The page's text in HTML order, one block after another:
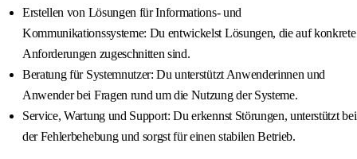
Erstellen von Lösungen für Informations- und
Kommunikationssysteme: Du entwickelst Lösungen, die auf konkrete
Anforderungen zugeschnitten sind.
Beratung für Systemnutzer: Du unterstützt Anwenderinnen und
Anwender bei Fragen rund um die Nutzung der Systeme.
Service, Wartung und Support: Du erkennst Störungen, unterstützt bei
der Fehlerbehebung und sorgst für einen stabilen Betrieb.